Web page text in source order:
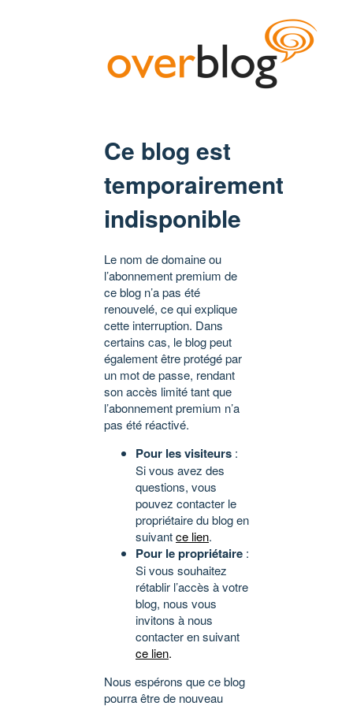
Ce blog est
temporairement
indisponible
Le nom de domaine ou
l’abonnement premium de
ce blog n’a pas été
renouvelé, ce qui explique
cette interruption. Dans
certains cas, le blog peut
également être protégé par
un mot de passe, rendant
son accès limité tant que
l’abonnement premium n’a
pas été réactivé.
Pour les visiteurs :
Si vous avez des
questions, vous
pouvez contacter le
propriétaire du blog en
suivantce lien.
Pour le propriétaire :
Si vous souhaitez
rétablir l’accès à votre
blog, nous vous
invitons à nous
contacter en suivant
ce lien.
Nous espérons que ce blog
pourra être de nouveau